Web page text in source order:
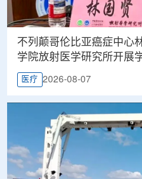
不列颠哥伦比亚癌症中心
学院放射医学研究所开展
医疗 2026-08-07